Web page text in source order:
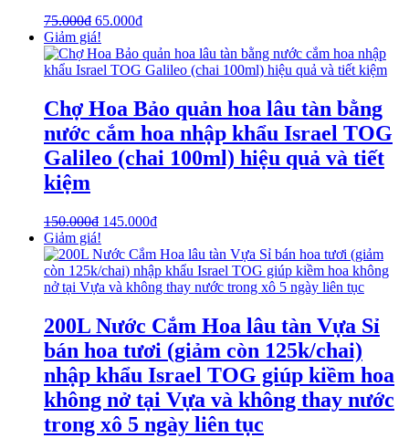
75.000₫ 65.000₫
Giảm giá!
Chợ Hoa Bảo quản hoa lâu tàn bằng
nước cắm hoa nhập khẩu Israel TOG
Galileo (chai 100ml) hiệu quả và tiết
kiệm
150.000₫ 145.000₫
Giảm giá!
200L Nước Cắm Hoa lâu tàn Vựa Sỉ
bán hoa tươi (giảm còn 125k/chai)
nhập khẩu Israel TOG giúp kiềm hoa
không nở tại Vựa và không thay nước
trong xô 5 ngày liên tục